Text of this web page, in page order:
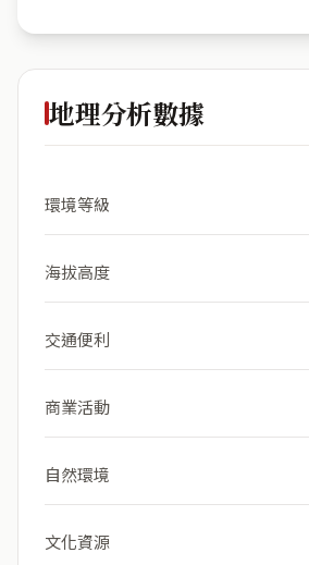
地理分析數據
環境等級
海拔高度
交通便利
商業活動
自然環境
文化資源